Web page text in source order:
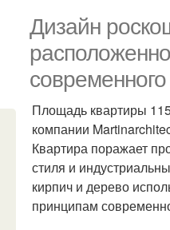
Дизайн
Площадь квартиры
компании
Квартира поражает
стиля и
кирпич и дерево
принципам